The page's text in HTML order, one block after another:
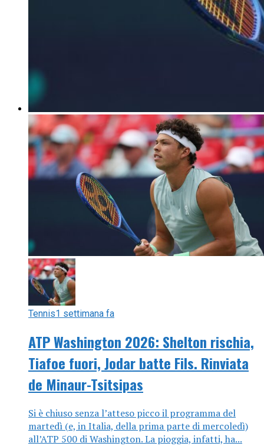
Tennis1 settimana fa
ATP Washington 2026: Shelton rischia,
Tiafoe fuori, Jodar batte Fils. Rinviata
de Minaur-Tsitsipas
Si è chiuso senza l’atteso picco il programma del
martedì (e, in Italia, della prima parte di mercoledì)
all’ATP 500 di Washington. La pioggia, infatti, ha...